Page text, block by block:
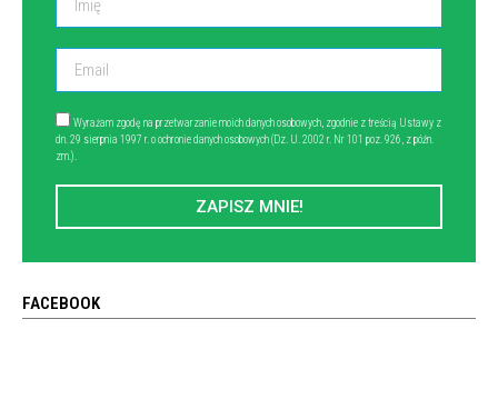
Wyrażam zgodę na przetwarzanie moich danych osobowych, zgodnie z treścią Ustawy z
dn. 29 sierpnia 1997 r. o ochronie danych osobowych (Dz. U. 2002 r. Nr 101 poz. 926, z późn.
zm.).
ZAPISZ MNIE!
FACEBOOK